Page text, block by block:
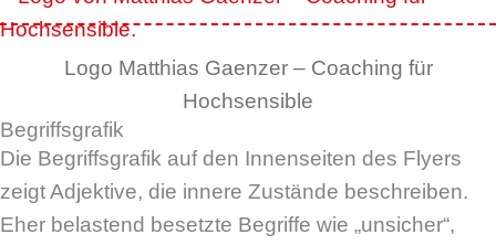
Logo Matthias Gaenzer – Coaching für
Hochsensible
Begriffsgrafik
Die Begriffsgrafik auf den Innenseiten des Flyers
zeigt Adjektive, die innere Zustände beschreiben.
Eher belastend besetzte Begriffe wie „unsicher“,